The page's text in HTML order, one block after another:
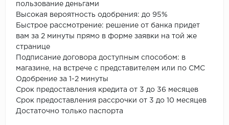
пользование деньгами
Высокая вероятность одобрения: до 95%
Быстрое рассмотрение: решение от банка придет
вам за 2 минуты прямо в форме заявки на той же
странице
Подписание договора доступным способом: в
магазине, на встрече с представителем или по СМС
Одобрение за 1-2 минуты
Срок предоставления кредита от 3 до 36 месяцев
Срок предоставления рассрочки от 3 до 10 месяцев
Достаточно только паспорта